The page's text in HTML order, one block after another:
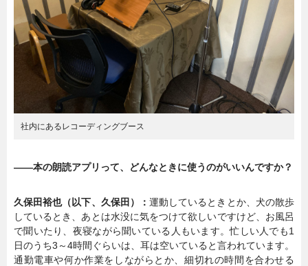
社内にあるレコーディングブース
――本の朗読アプリって、どんなときに使うのがいいんですか？
久保田裕也（以下、久保田）： 運動しているときとか、犬の散歩
しているとき、あとは水没に気をつけて欲しいですけど、お風呂
で聞いたり、夜寝ながら聞いている人もいます。忙しい人でも1
日のうち3～4時間ぐらいは、耳は空いていると言われています。
通勤電車や何か作業をしながらとか、細切れの時間を合わせる